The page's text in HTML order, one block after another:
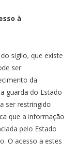
à
sigilo, que existe
ser
da
guarda do Estado
ser restringido
que a informação
pelo Estado
O acesso a estes